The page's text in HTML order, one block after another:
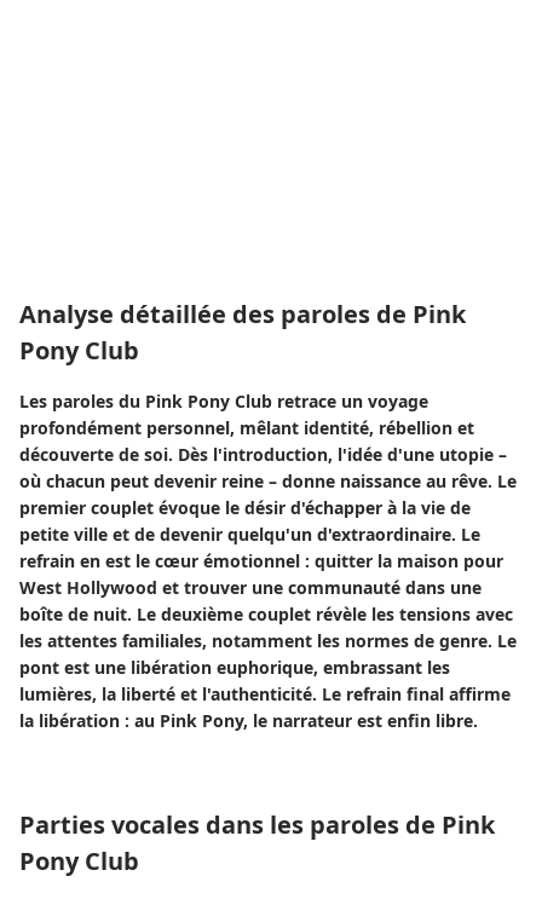
Analyse détaillée des paroles de Pink
Pony Club
Les paroles du Pink Pony Club retrace un voyage
profondément personnel, mêlant identité, rébellion et
découverte de soi. Dès l'introduction, l'idée d'une utopie –
où chacun peut devenir reine – donne naissance au rêve. Le
premier couplet évoque le désir d'échapper à la vie de
petite ville et de devenir quelqu'un d'extraordinaire. Le
refrain en est le cœur émotionnel : quitter la maison pour
West Hollywood et trouver une communauté dans une
boîte de nuit. Le deuxième couplet révèle les tensions avec
les attentes familiales, notamment les normes de genre. Le
pont est une libération euphorique, embrassant les
lumières, la liberté et l'authenticité. Le refrain final affirme
la libération : au Pink Pony, le narrateur est enfin libre.
Parties vocales dans les paroles de Pink
Pony Club